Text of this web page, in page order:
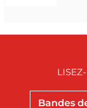
Bandes